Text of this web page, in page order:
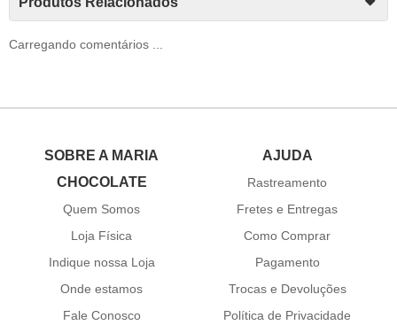
Carregando comentários ...
SOBRE A MARIA
CHOCOLATE
Quem Somos
Loja Física
Indique nossa Loja
Onde estamos
Fale Conosco
AJUDA
Rastreamento
Fretes e Entregas
Como Comprar
Pagamento
Trocas e Devoluções
Política de Privacidade